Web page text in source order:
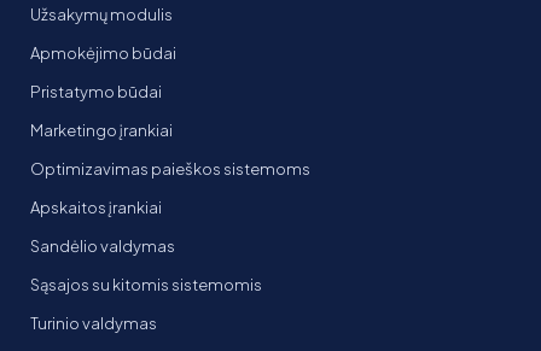
Užsakymų modulis
Apmokėjimo būdai
Pristatymo būdai
Marketingo įrankiai
Optimizavimas paieškos sistemoms
Apskaitos įrankiai
Sandėlio valdymas
Sąsajos su kitomis sistemomis
Turinio valdymas